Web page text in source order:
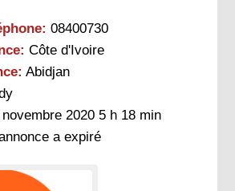
08400730
Côte d'Ivoire
Abidjan
2020 5 h 18 min
a expiré